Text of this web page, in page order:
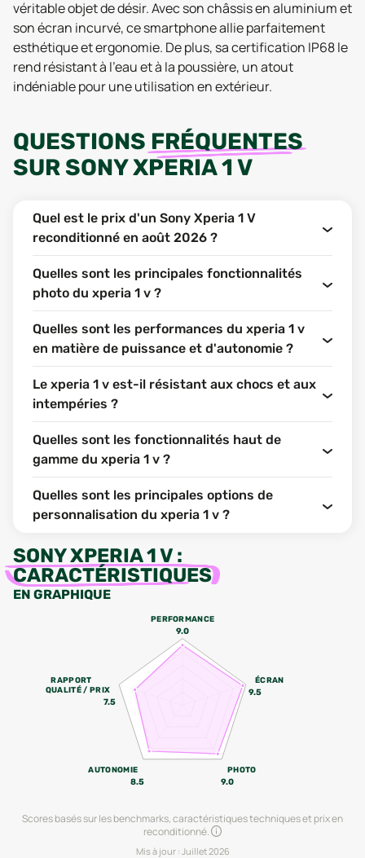
véritable objet de désir. Avec son châssis en aluminium et
son écran incurvé, ce smartphone allie parfaitement
esthétique et ergonomie. De plus, sa certification IP68 le
rend résistant à l'eau et à la poussière, un atout
indéniable pour une utilisation en extérieur.
QUESTIONS FRÉQUENTES
SURSONY XPERIA 1 V
Quel est le prix d'un Sony Xperia 1 V
reconditionné en août 2026 ?
Quelles sont les principales fonctionnalités
photo du xperia 1 v ?
Quelles sont les performances du xperia 1 v
en matière de puissance et d'autonomie ?
Le xperia 1 v est-il résistant aux chocs et aux
intempéries ?
Quelles sont les fonctionnalités haut de
gamme du xperia 1 v ?
Quelles sont les principales options de
personnalisation du xperia 1 v ?
SONY XPERIA 1 V :
CARACTÉRISTIQUES
EN GRAPHIQUE
PERFORMANCE
9.0
ÉCRAN
9.5
PHOTO
9.0
AUTONOMIE
8.5
RAPPORT
QUALITÉ / PRIX
7.5
Scores basés sur les benchmarks, caractéristiques techniques et prix en
reconditionné.
Mis à jour : Juillet 2026